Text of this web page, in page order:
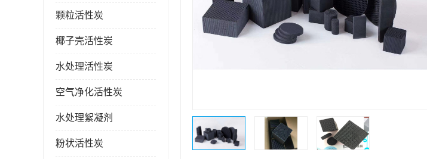
颗粒活性炭
椰子壳活性炭
水处理活性炭
空气净化活性炭
水处理絮凝剂
粉状活性炭